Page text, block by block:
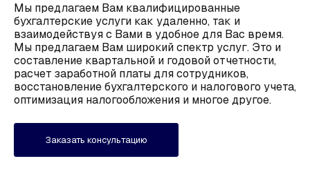
Мы предлагаем Вам квалифицированные
бухгалтерские услуги как удаленно, так и
взаимодействуя с Вами в удобное для Вас время.
Мы предлагаем Вам широкий спектр услуг. Это и
составление квартальной и годовой отчетности,
расчет заработной платы для сотрудников,
восстановление бухгалтерского и налогового учета,
оптимизация налогообложения и многое другое.
Заказать консультацию